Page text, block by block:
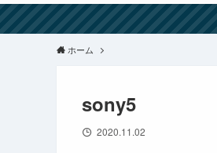
ホーム
sony5
2020.11.02